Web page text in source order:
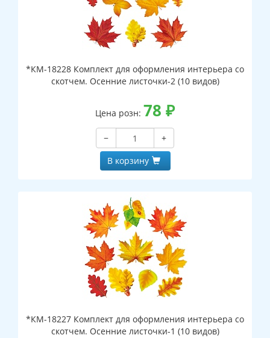
*КМ-18228 Комплект для оформления интерьера со
скотчем. Осенние листочки-2 (10 видов)
Цена розн: 78 ₽
−
+
В корзину
*КМ-18227 Комплект для оформления интерьера со
скотчем. Осенние листочки-1 (10 видов)